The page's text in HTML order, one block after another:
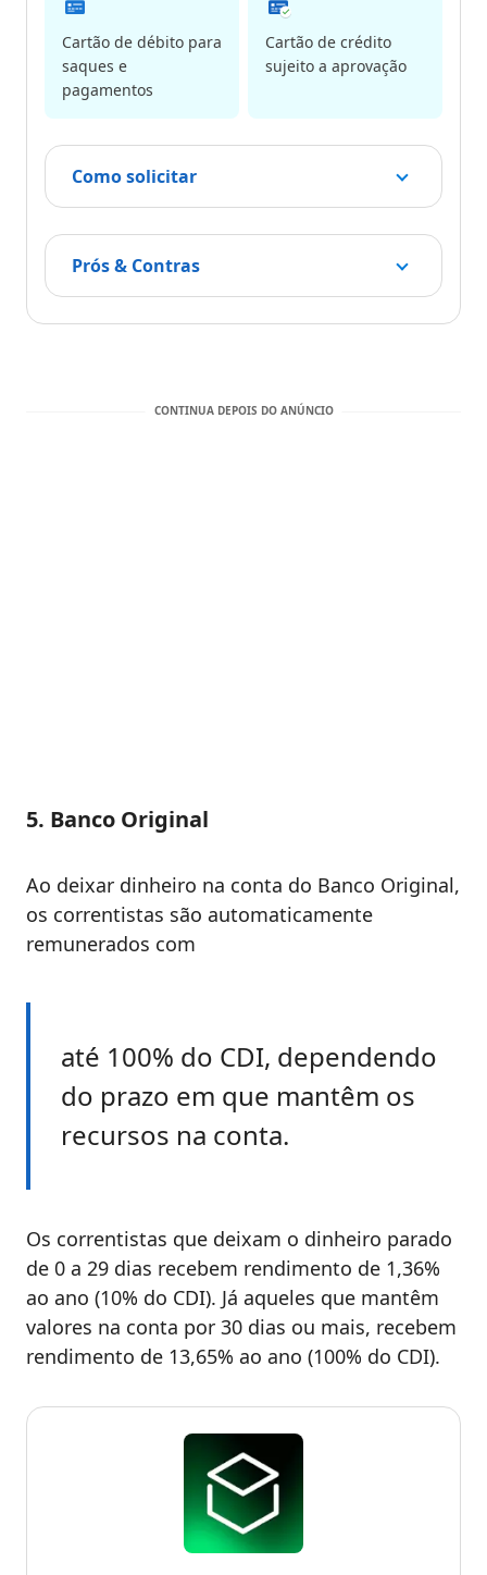
Cartão de débito para
saques e
pagamentos
Cartão de crédito
sujeito a aprovação
Como solicitar
Prós & Contras
5. Banco Original
Ao deixar dinheiro na conta do Banco Original,
os correntistas são automaticamente
remunerados com
até 100% do CDI, dependendo
do prazo em que mantêm os
recursos na conta.
Os correntistas que deixam o dinheiro parado
de 0 a 29 dias recebem rendimento de 1,36%
ao ano (10% do CDI). Já aqueles que mantêm
valores na conta por 30 dias ou mais, recebem
rendimento de 13,65% ao ano (100% do CDI).